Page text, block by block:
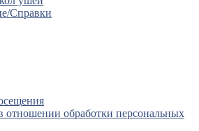
Справки
отношении обработки персональных